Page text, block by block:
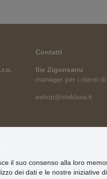
Contatti
Ilie Zigoneanu
manager per i clienti
eshop@stoklasa.it
il suo consenso alla loro
dei dati e le nostre iniziative